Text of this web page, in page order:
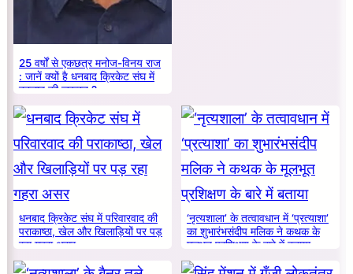
25 वर्षों से एकछत्र मनोज-विनय राज
: जानें क्यों है धनबाद क्रिकेट संघ में
बदलाव की जरूरत ?
धनबाद क्रिकेट संघ में परिवारवाद की
पराकाष्ठा, खेल और खिलाड़ियों पर पड़
रहा गहरा असर
‘नृत्यशाला’ के तत्वावधान में ‘प्रत्याशा’
का शुभारंभसंदीप मलिक ने कथक के
मूलभूत प्रशिक्षण के बारे में बताया